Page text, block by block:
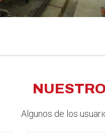
Algunos de los